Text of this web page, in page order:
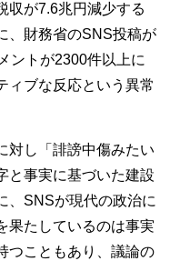
収が7.6兆円減少する
、財務省のSNS投稿が
ントが2300件以上に
ィブな反応という異常
対し「誹謗中傷みたい
と事実に基づいた建設
、SNSが現代の政治に
果たしているのは事実
つこともあり、議論の